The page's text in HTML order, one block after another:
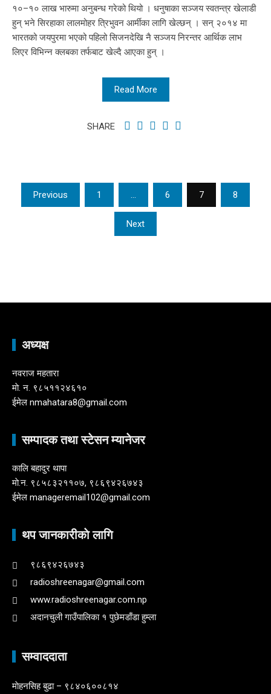
१०–१० लाख भारुमा अनुबन्ध गरेको थियो । धनुषाका सञ्जय स्वतन्त्र खेलाडी
हुन् भने सिरहाका लालमोहर त्रिभुवन आर्मीका लागि खेल्छन् । सन् २०१४ मा
भारतको जयपुरमा भएको पहिलो सिजनदेखि नै सञ्जय निरन्तर आर्थिक लाभ
लिएर विभिन्न क्लबका तर्फबाट खेल्दै आएका हुन् ।
Read More
SHARE
Posts
pagination
Previous 1 6 7 8
Next
अध्यक्ष
नवराज महतारा
माे. न. ९८५११२४६१०
ईमेल nmahatara8@gmail.com
सम्पादक तथा स्टेसन म्यानेजर
कालि बहादुर थापा
माे.न. ९८५८३२११०७, ९८६९४२६७४३
ईमेल manageremail102@gmail.com
थप जानकारीकाे लागि
९८६९४२६७४३
radioshreenagar@gmail.com
www.radioshreenagar.com.np
अदानचुली गाउँपालिका १ पुछेमडाँडा हुम्ला
सम्वाददाता
माेहनसिह बुढा – ९८४०६००८१४